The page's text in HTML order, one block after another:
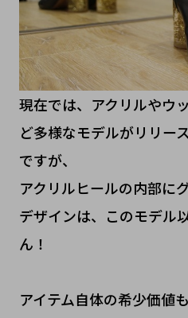
現在では、アクリルやウ
ど多様なモデルがリリー
ですが、
アクリルヒールの内部に
デザインは、このモデル
ん！
アイテム自体の希少価値